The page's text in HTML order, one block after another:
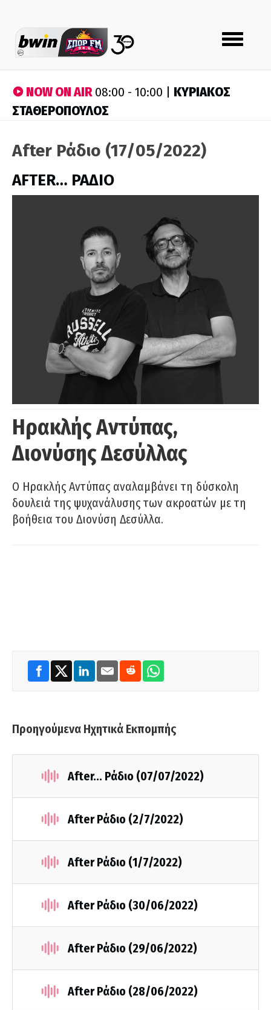
Toggle
navigation
NOW ON AIR08:00 - 10:00 | ΚΥΡΙΑΚΟΣ
ΣΤΑΘΕΡΟΠΟΥΛΟΣ
After Ράδιο (17/05/2022)
AFTER… ΡΑΔΙΟ
Ηρακλής Αντύπας,
Διονύσης Δεσύλλας
Ο Ηρακλής Αντύπας αναλαμβάνει τη δύσκολη
δουλειά της ψυχανάλυσης των ακροατών με τη
βοήθεια του Διονύση Δεσύλλα.
Προηγούμενα Ηχητικά Εκπομπής
Αfter... Ράδιο (07/07/2022)
After Ράδιο (2/7/2022)
After Ράδιο (1/7/2022)
After Ράδιο (30/06/2022)
After Ράδιο (29/06/2022)
After Ράδιο (28/06/2022)